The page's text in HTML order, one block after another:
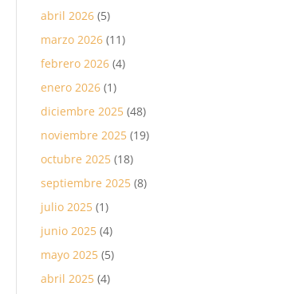
abril 2026 (5)
marzo 2026 (11)
febrero 2026 (4)
enero 2026 (1)
diciembre 2025 (48)
noviembre 2025 (19)
octubre 2025 (18)
septiembre 2025 (8)
julio 2025 (1)
junio 2025 (4)
mayo 2025 (5)
abril 2025 (4)